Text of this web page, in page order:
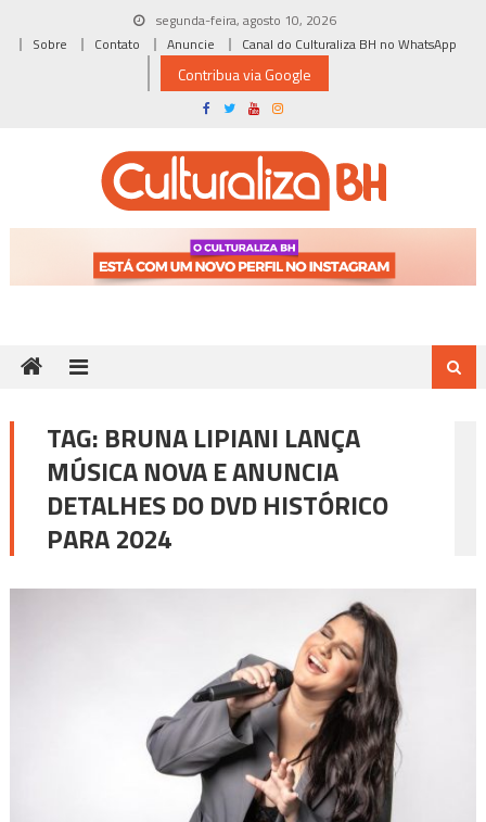
segunda-feira, agosto 10, 2026
Sobre
Contato Anuncie Canal do Culturaliza BH no WhatsApp
Contribua via Google
TAG: BRUNA LIPIANI LANÇA
MÚSICA NOVA E ANUNCIA
DETALHES DO DVD HISTÓRICO
PARA 2024